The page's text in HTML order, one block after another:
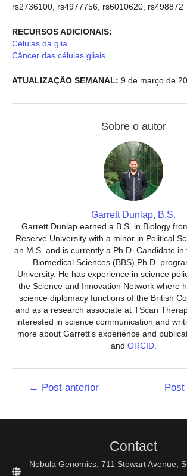
rs2736100, rs4977756, rs6010620, rs498872
RECURSOS ADICIONAIS:
Células da glia
Câncer das células gliais
ATUALIZAÇÃO SEMANAL: 9 de março de
Sobre o autor
Garrett Dunlap, B.S.
Garrett Dunlap earned a B.S. in Biology
Reserve University with a minor in Political
an M.S. and is currently a Ph.D. Candidate in
Biomedical Sciences (BBS) Ph.D.
University. He has experience in science
the Science and Innovation Network where
science diplomacy functions of the British
and as a research associate at TScan
interested in science communication and
more about Garrett's experience and
and ORCID.
Navegação
← Post anterior
Contact
Nebula Genomics, 711 Stewart Avenue,